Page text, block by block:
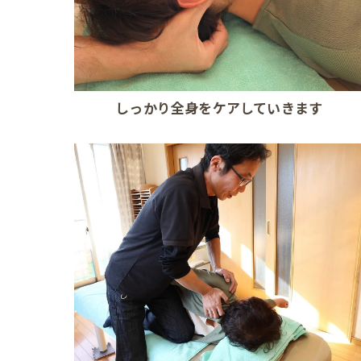
しっかり全身をケアしていきます